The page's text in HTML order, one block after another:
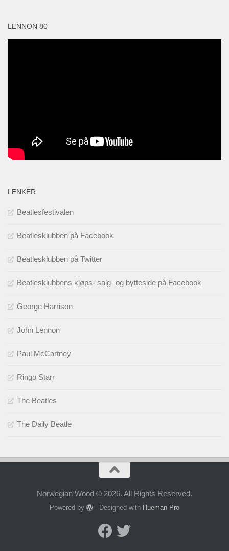
LENNON 80
LENKER
Beatlesfestivalen
Beatlesklubben på Facebook
Beatlesklubben på Twitter
Beatlesklubbens kjøps- salg- og bytteside på Facebook
George Harrison
John Lennon
Paul McCartney
Ringo Starr
The Beatles
The Daily Beatle
Norwegian Wood © 2026. All Rights Reserved.
Powered by - Designed with Hueman Pro